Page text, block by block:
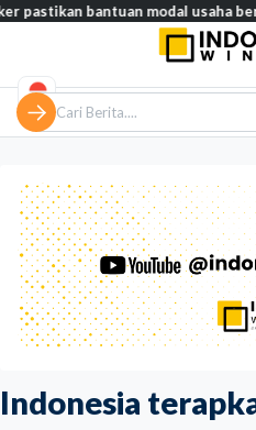
Indonesia
bantuan modal usaha berdampak